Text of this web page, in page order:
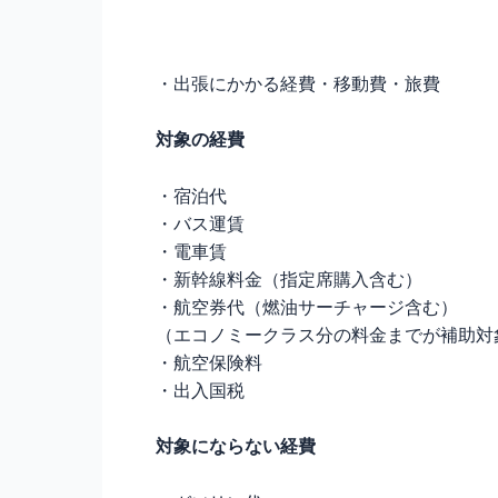
・出張にかかる経費・移動費・旅費
対象の経費
・宿泊代
・バス運賃
・電車賃
・新幹線料金（指定席購入含む）
・航空券代（燃油サーチャージ含む）
（エコノミークラス分の料金までが補助
・航空保険料
・出入国税
対象にならない経費